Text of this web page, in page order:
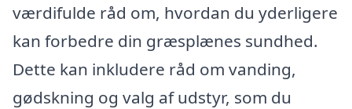
værdifulde råd om, hvordan du yderligere
kan forbedre din græsplænes sundhed.
Dette kan inkludere råd om vanding,
gødskning og valg af udstyr, som du